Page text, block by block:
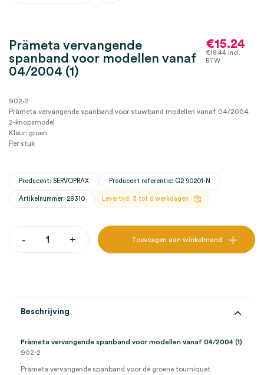
Prämeta vervangende
spanband voor modellen vanaf
04/2004 (1)
€15.24
€18.44incl.
BTW
902-2
Prämeta vervangende spanband voor stuwband modellen vanaf 04/2004
2-knopsmodel
Kleur: groen
Per stuk
Producent: SERVOPRAX Producent referentie: G2 90201-N
Artikelnummer: 28310 Levertijd: 3 tot 5 werkdagen
-Prämeta
(1)
+ Toevoegen aan winkelmand
Beschrijving
Prämeta vervangende spanband voor modellen vanaf 04/2004 (1)
902-2
Prämeta vervangende spanband voor de groene tourniquet